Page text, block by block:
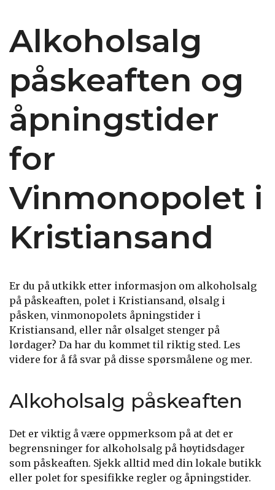
Alkoholsalg
påskeaften og
åpningstider
for
Vinmonopolet i
Kristiansand
Er du på utkikk etter informasjon om alkoholsalg
på påskeaften, polet i Kristiansand, ølsalg i
påsken, vinmonopolets åpningstider i
Kristiansand, eller når ølsalget stenger på
lørdager? Da har du kommet til riktig sted. Les
videre for å få svar på disse spørsmålene og mer.
Alkoholsalg påskeaften
Det er viktig å være oppmerksom på at det er
begrensninger for alkoholsalg på høytidsdager
som påskeaften. Sjekk alltid med din lokale butikk
eller polet for spesifikke regler og åpningstider.